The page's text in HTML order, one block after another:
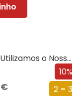
10%
2 = 3
Trabalho: Uma História de Como Utilizamos o Nosso Tempo
€